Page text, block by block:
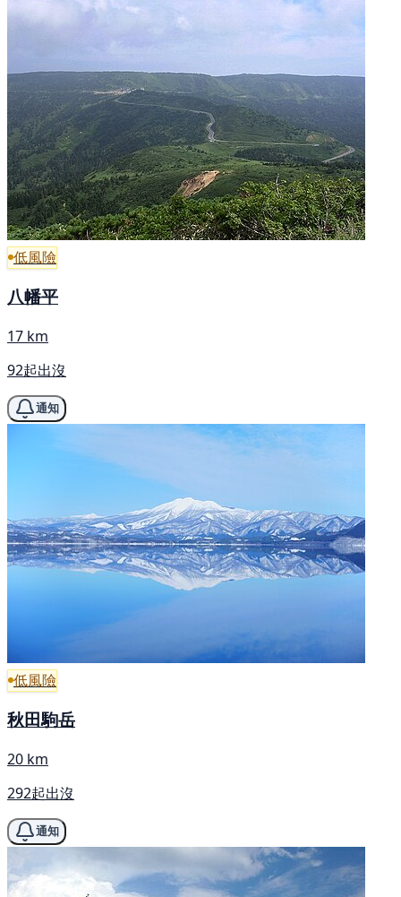
低風險
八幡平
17 km
92起出沒
通知
低風險
秋田駒岳
20 km
292起出沒
通知